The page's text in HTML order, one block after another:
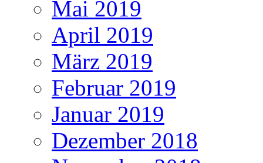
Mai 2019
April 2019
März 2019
Februar 2019
Januar 2019
Dezember 2018